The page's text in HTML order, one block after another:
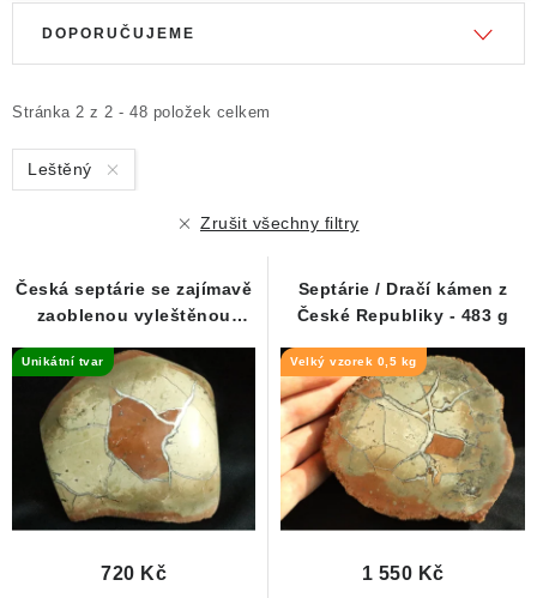
i
s
p
d
k
t
Stránka 2 z 2 - 48 položek celkem
e
n
í
o
u
k
DOPORUČUJEME
Leštěný
Zrušit všechny filtry
Česká septárie se zajímavě
zaoblenou vyleštěnou
Unikátní tvar
720 Kč
Septárie / Dračí kámen z
České Republiky - 483 g
Velký vzorek 0,5 kg
1 550 Kč